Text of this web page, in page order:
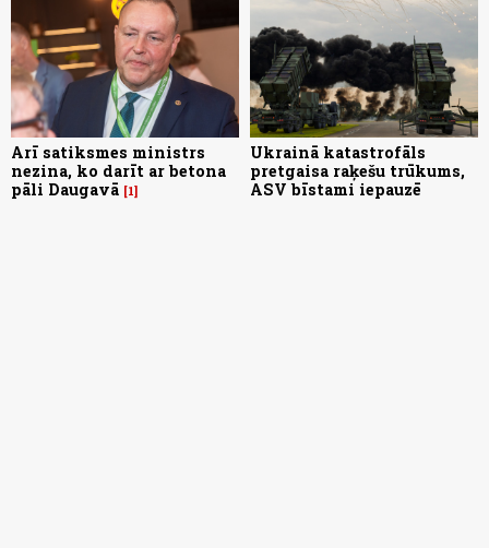
Arī satiksmes ministrs
nezina, ko darīt ar betona
pāli Daugavā 1
Ukrainā katastrofāls
pretgaisa raķešu trūkums,
ASV bīstami iepauzē